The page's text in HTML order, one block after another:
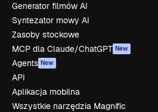
Generator filmów AI
Syntezator mowy AI
Zasoby stockowe
MCP dla Claude/ChatGPT New
Agents New
API
Aplikacja mobilna
Wszystkie narzędzia Magnific